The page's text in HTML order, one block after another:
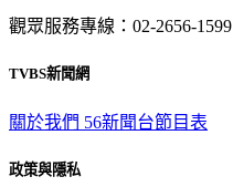
觀眾服務專線：02-2656-1599
TVBS新聞網
關於我們 56新聞台節目表
政策與隱私